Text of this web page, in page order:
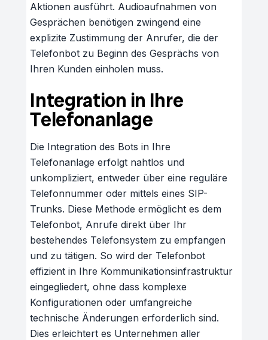
Aktionen ausführt. Audioaufnahmen von
Gesprächen benötigen zwingend eine
explizite Zustimmung der Anrufer, die der
Telefonbot zu Beginn des Gesprächs von
Ihren Kunden einholen muss.
Integration in Ihre
Telefonanlage
Die Integration des Bots in Ihre
Telefonanlage erfolgt nahtlos und
unkompliziert, entweder über eine reguläre
Telefonnummer oder mittels eines SIP-
Trunks. Diese Methode ermöglicht es dem
Telefonbot, Anrufe direkt über Ihr
bestehendes Telefonsystem zu empfangen
und zu tätigen. So wird der Telefonbot
effizient in Ihre Kommunikationsinfrastruktur
eingegliedert, ohne dass komplexe
Konfigurationen oder umfangreiche
technische Änderungen erforderlich sind.
Dies erleichtert es Unternehmen aller